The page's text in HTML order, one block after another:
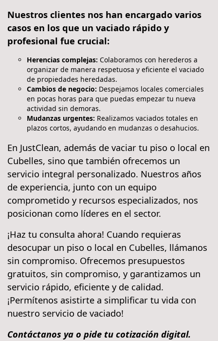
Nuestros clientes nos han encargado varios
casos en los que un vaciado rápido y
profesional fue crucial:
Herencias complejas: Colaboramos con herederos a
organizar de manera respetuosa y eficiente el vaciado
de propiedades heredadas.
Cambios de negocio: Despejamos locales comerciales
en pocas horas para que puedas empezar tu nueva
actividad sin demoras.
Mudanzas urgentes: Realizamos vaciados totales en
plazos cortos, ayudando en mudanzas o desahucios.
En JustClean, además de vaciar tu piso o local en
Cubelles, sino que también ofrecemos un
servicio integral personalizado. Nuestros años
de experiencia, junto con un equipo
comprometido y recursos especializados, nos
posicionan como líderes en el sector.
¡Haz tu consulta ahora! Cuando requieras
desocupar un piso o local en Cubelles, llámanos
sin compromiso. Ofrecemos presupuestos
gratuitos, sin compromiso, y garantizamos un
servicio rápido, eficiente y de calidad.
¡Permítenos asistirte a simplificar tu vida con
nuestro servicio de vaciado!
Contáctanos ya o pide tu cotización digital.